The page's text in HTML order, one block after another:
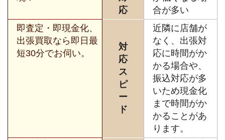
応
合が多い
即査定・即現金化、
出張買取なら即日最
短30分でお伺い。
対
応
ス
ピ
ー
ド
近隣に店舗が
なく、出張対
応に時間がか
かる場合や、
振込対応が多
いため現金化
まで時間がか
かることがあ
ります。